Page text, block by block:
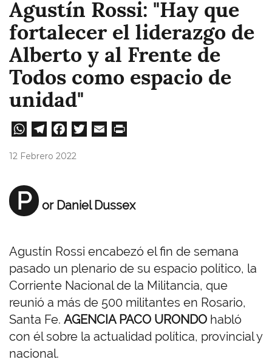
Agustín Rossi: "Hay que
fortalecer el liderazgo de
Alberto y al Frente de
Todos como espacio de
unidad"
W
A
pp
Te
m
Fa
12 Febrero 2022
P or Daniel Dussex
Agustín Rossi encabezó el fin de semana
pasado un plenario de su espacio político, la
Corriente Nacional de la Militancia, que
reunió a más de 500 militantes en Rosario,
Santa Fe. AGENCIA PACO URONDO habló
con él sobre la actualidad política, provincial y
nacional.